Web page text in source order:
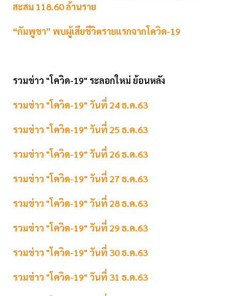
สะสม 118.60 ล้านราย
“กัมพูชา” พบผู้เสียชีวิตรายแรกจากโควิด-19
รวมข่าว "โควิด-19" ระลอกใหม่ ย้อนหลัง
รวมข่าว "โควิด-19" วันที่ 24 ธ.ค.63
รวมข่าว "โควิด-19" วันที่ 25 ธ.ค.63
รวมข่าว "โควิด-19" วันที่ 26 ธ.ค.63
รวมข่าว "โควิด-19" วันที่ 27 ธ.ค.63
รวมข่าว "โควิด-19" วันที่ 28 ธ.ค.63
รวมข่าว "โควิด-19" วันที่ 29 ธ.ค.63
รวมข่าว "โควิด-19" วันที่ 30 ธ.ค.63
รวมข่าว "โควิด-19" วันที่ 31 ธ.ค.63